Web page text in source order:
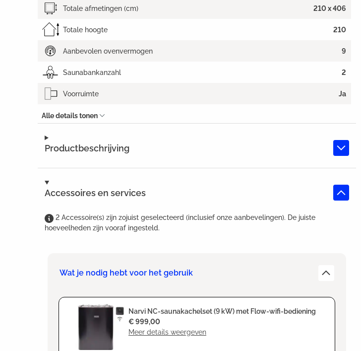
Productbeschrijving
Accessoires en services
2 Accessoire(s) zijn zojuist geselecteerd (inclusief onze aanbevelingen). De juiste
hoeveelheden zijn vooraf ingesteld.
Wat je nodig hebt voor het gebruik
Narvi NC-saunakachelset (9 kW) met Flow-wifi-bediening
Meer details weergeven
€ 999,00
Totale afmetingen (cm) 210 x 406
Totale hoogte 210
Aanbevolen ovenvermogen 9
Saunabankanzahl 2
Voorruimte Ja
Alle details tonen